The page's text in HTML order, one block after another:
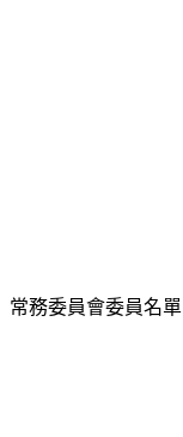
常務委員會委員名單